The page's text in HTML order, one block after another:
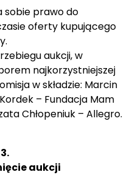
sobie prawo do
oferty kupującego
aukcji, w
najkorzystniejszej
w składzie: Marcin
– Fundacja Mam
Chłopeniuk – Allegro.
aukcji